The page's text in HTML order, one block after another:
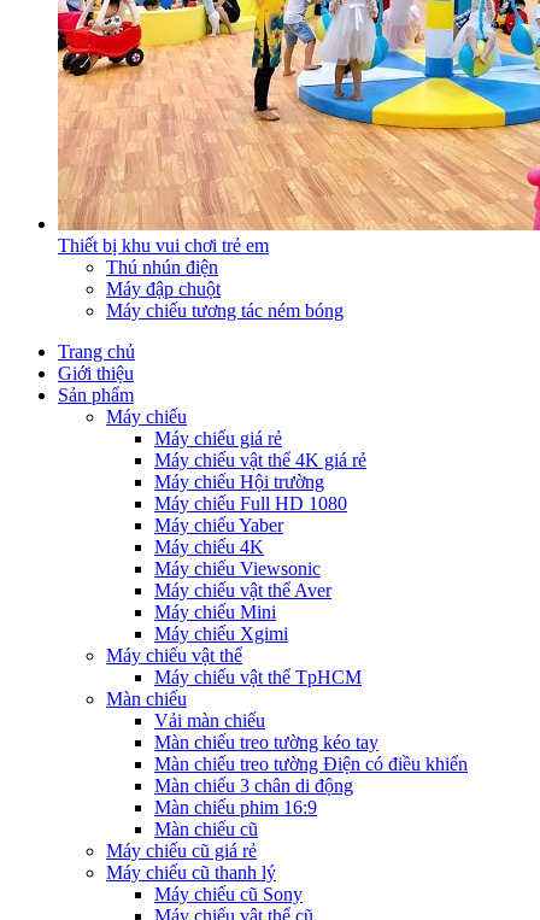
Thiết bị khu vui chơi trẻ em
Thú nhún điện
Máy đập chuột
Máy chiếu tương tác ném bóng
Trang chủ
Giới thiệu
Sản phẩm
Máy chiếu
Máy chiếu giá rẻ
Máy chiếu vật thể 4K giá rẻ
Máy chiếu Hội trường
Máy chiếu Full HD 1080
Máy chiếu Yaber
Máy chiếu 4K
Máy chiếu Viewsonic
Máy chiếu vật thể Aver
Máy chiếu Mini
Máy chiếu Xgimi
Máy chiếu vật thể
Máy chiếu vật thể TpHCM
Màn chiếu
Vải màn chiếu
Màn chiếu treo tường kéo tay
Màn chiếu treo tường Điện có điều khiển
Màn chiếu 3 chân di động
Màn chiếu phim 16:9
Màn chiếu cũ
Máy chiếu cũ giá rẻ
Máy chiếu cũ thanh lý
Máy chiếu cũ Sony
Máy chiếu vật thể cũ